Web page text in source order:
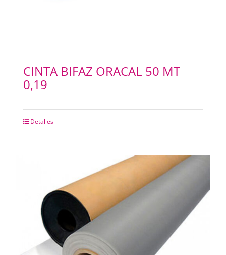
CINTA BIFAZ ORACAL 50 MT
0,19
Detalles